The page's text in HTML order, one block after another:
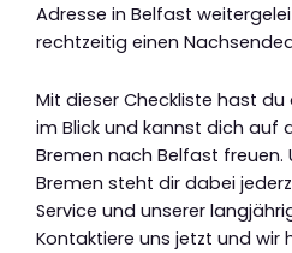
Adresse in Belfast
rechtzeitig einen
Mit dieser Checkliste hast
im Blick und kannst dich auf
Bremen nach Belfast freuen.
Bremen steht dir dabei
Service und unserer
Kontaktiere uns jetzt und wir